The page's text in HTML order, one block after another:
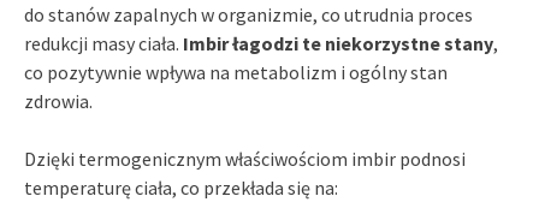
do stanów zapalnych w organizmie, co utrudnia proces
redukcji masy ciała. Imbir łagodzi te niekorzystne stany,
co pozytywnie wpływa na metabolizm i ogólny stan
zdrowia.
Dzięki termogenicznym właściwościom imbir podnosi
temperaturę ciała, co przekłada się na: